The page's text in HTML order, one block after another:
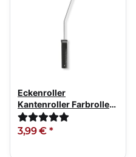
Eckenroller
Kantenroller Farbroller
mit Bügel 36cm
3,99 € *